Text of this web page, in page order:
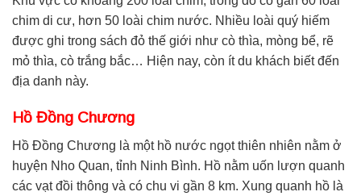
chim di cư, hơn 50 loài chim nước. Nhiều loài quý hiếm
được ghi trong sách đỏ thế giới như cò thìa, mòng bể, rẽ
mỏ thìa, cò trắng bắc… Hiện nay, còn ít du khách biết đến
địa danh này.
Hồ Đồng Chương
Hồ Đồng Chương là một hồ nước ngọt thiên nhiên nằm ở
huyện Nho Quan, tỉnh Ninh Bình. Hồ nằm uốn lượn quanh
các vạt đồi thông và có chu vi gần 8 km. Xung quanh hồ là